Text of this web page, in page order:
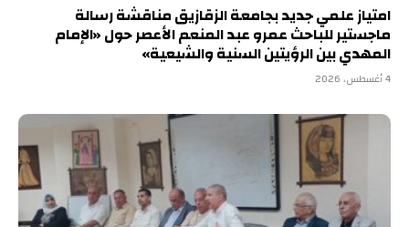
امتياز علمي جديد بجامعة الزقازيق مناقشة رسالة
ماجستير للباحث عمرو عبد المنعم الأعصر حول «الإمام
المهدي بين الرؤيتين السنية والشيعية»
4 أغسطس، 2026